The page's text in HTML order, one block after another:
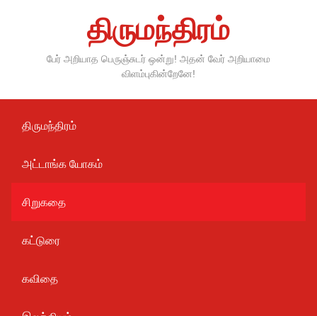
திருமந்திரம்
பேர் அறியாத பெருஞ்சுடர் ஒன்று! அதன் வேர் அறியாமை
விளம்புகின்றேனே!
திருமந்திரம்
அட்டாங்க யோகம்
சிறுகதை
கட்டுரை
கவிதை